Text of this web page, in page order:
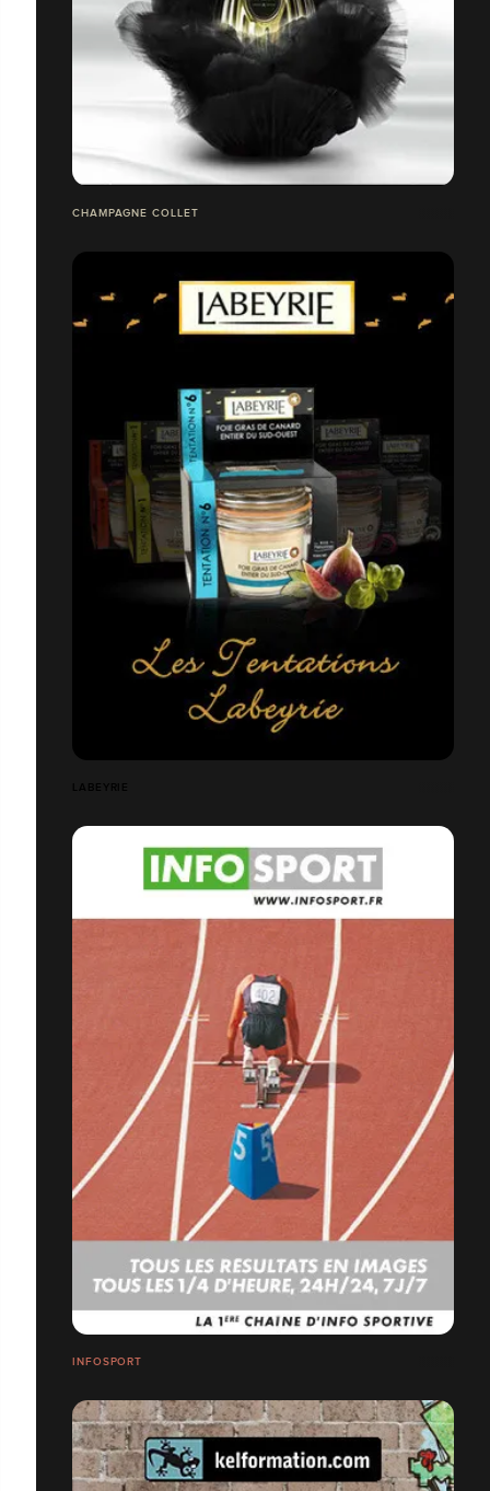
CHAMPAGNE COLLET
LABEYRIE
INFOSPORT